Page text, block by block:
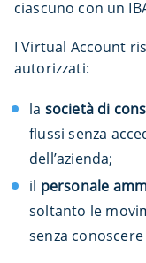
ciascuno con un
I Virtual Account
autorizzati:
la società di
flussi senza
dell’azienda;
il personale
soltanto le
senza